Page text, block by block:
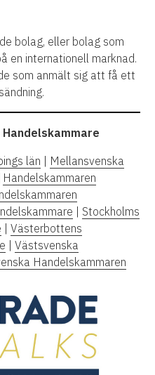
bolag, eller bolag som
en internationell marknad.
som anmält sig att få ett
Handelskammare
län
Mellansvenska
Handelskammaren
Stockholms
Västerbottens
Västsvenska
Handelskammaren